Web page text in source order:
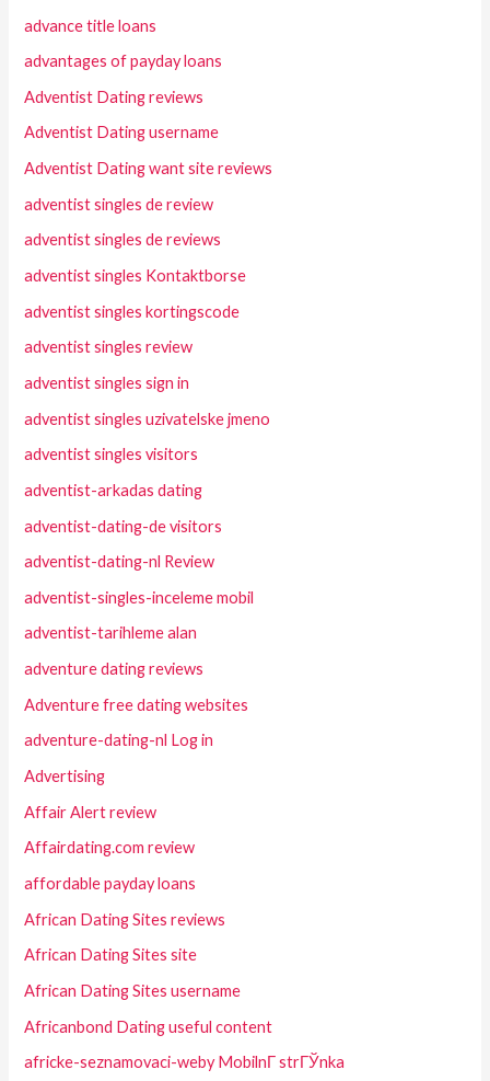
advance title loans
advantages of payday loans
Adventist Dating reviews
Adventist Dating username
Adventist Dating want site reviews
adventist singles de review
adventist singles de reviews
adventist singles Kontaktborse
adventist singles kortingscode
adventist singles review
adventist singles sign in
adventist singles uzivatelske jmeno
adventist singles visitors
adventist-arkadas dating
adventist-dating-de visitors
adventist-dating-nl Review
adventist-singles-inceleme mobil
adventist-tarihleme alan
adventure dating reviews
Adventure free dating websites
adventure-dating-nl Log in
Advertising
Affair Alert review
Affairdating.com review
affordable payday loans
African Dating Sites reviews
African Dating Sites site
African Dating Sites username
Africanbond Dating useful content
africke-seznamovaci-weby MobilnГ­ strГЎnka